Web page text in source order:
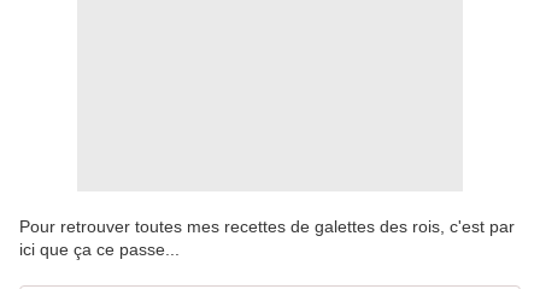
Pour retrouver toutes mes recettes de galettes des rois, c'est par
ici que ça ce passe...